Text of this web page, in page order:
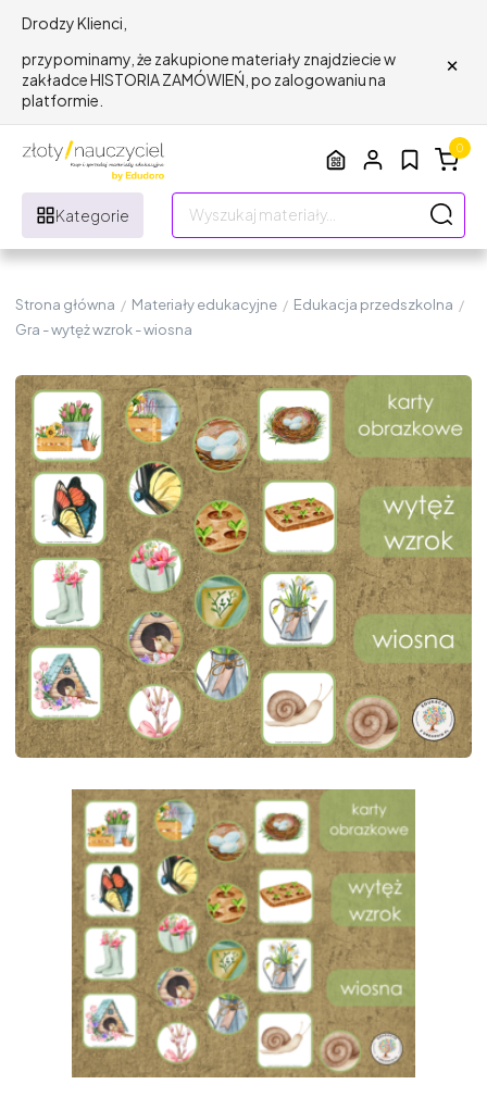
Drodzy Klienci,
przypominamy, że zakupione materiały znajdziecie w
zakładce HISTORIA ZAMÓWIEŃ, po zalogowaniu na
platformie.
×
Kategorie
0
Strona główna / Materiały edukacyjne / Edukacja przedszkolna /
Gra - wytęż wzrok - wiosna